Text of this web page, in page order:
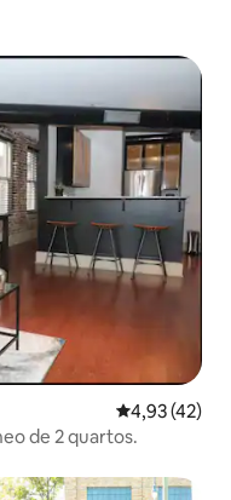
4,93 de uma
4,93 (42)
de 2 quartos.